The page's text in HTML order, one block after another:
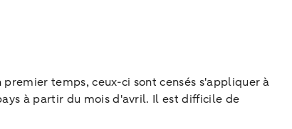
temps, ceux-ci sont censés s'appliquer à
à partir du mois d'avril. Il est difficile de